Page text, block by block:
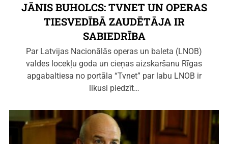
JĀNIS BUHOLCS: TVNET UN OPERAS
TIESVEDĪBĀ ZAUDĒTĀJA IR
SABIEDRĪBA
Par Latvijas Nacionālās operas un baleta (LNOB)
valdes locekļu goda un cieņas aizskaršanu Rīgas
apgabaltiesa no portāla “Tvnet” par labu LNOB ir
likusi piedzīt…